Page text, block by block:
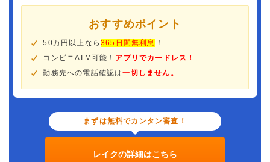
おすすめポイント
50万円以上なら365日間無利息 ！
コンビニATM可能！ アプリでカードレス！
勤務先への電話確認は一切しません。
まずは無料でカンタン審査！
レイクの詳細はこちら